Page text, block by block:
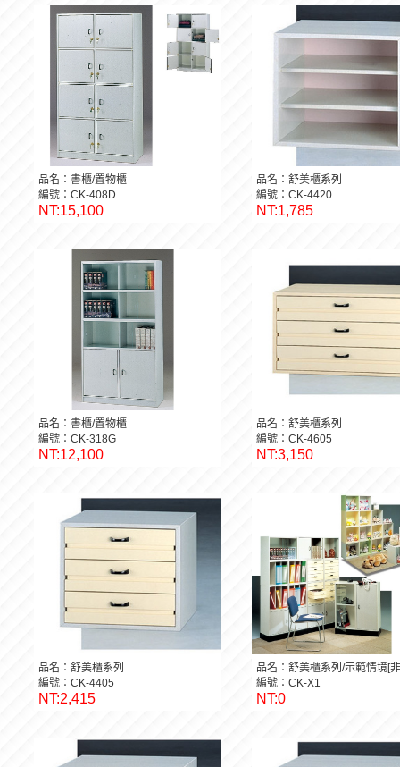
品名：書櫃/置物櫃
編號：CK-408D
NT:15,100
品名：舒美櫃系列
編號：CK-4420
NT:1,785
品名：書櫃/置物櫃
編號：CK-318G
NT:12,100
品名：舒美櫃系列
編號：CK-4605
NT:3,150
品名：舒美櫃系列
編號：CK-4405
NT:2,415
品名：舒美櫃系列/示範情境[
編號：CK-X1
NT:0